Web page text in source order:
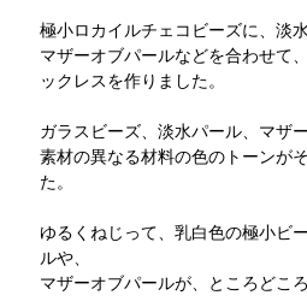
極小ロカイルチェコビーズに、淡
マザーオブパールなどを合わせて
ックレスを作りました。
ガラスビーズ、淡水パール、マザ
素材の異なる材料の色のトーンが
た。
ゆるくねじって、乳白色の極小ビ
ルや、
マザーオブパールが、ところどこ